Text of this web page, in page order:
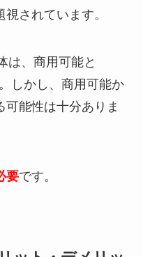
されています。
は、商用可能と
しかし、商用可能か
可能性は十分ありま
要です。